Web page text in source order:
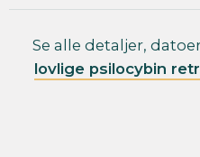
Se alle detaljer,
lovlige psilocybin